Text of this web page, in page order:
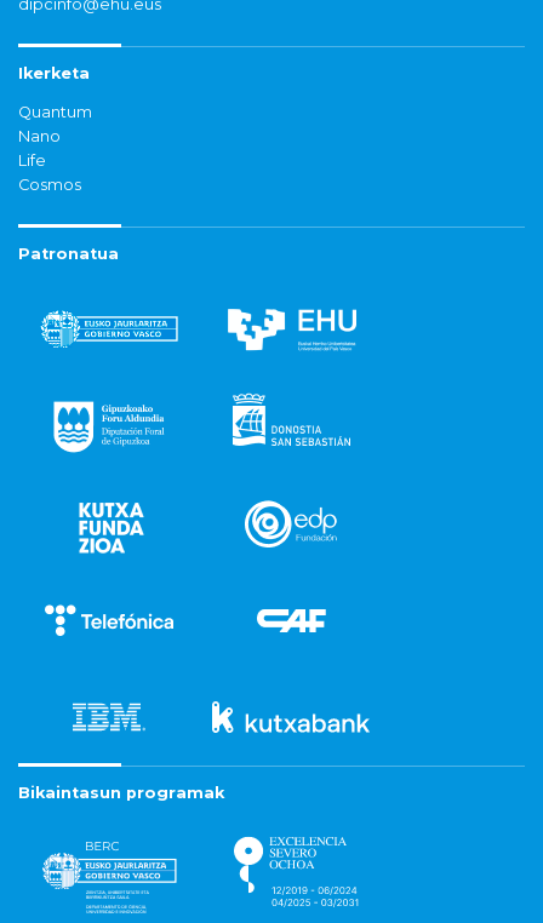
dipcinfo@ehu.eus
Ikerketa
Quantum
Nano
Life
Cosmos
Patronatua
Bikaintasun programak